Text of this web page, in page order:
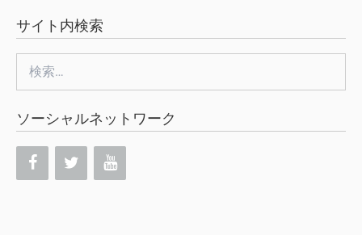
サイト内検索
ソーシャルネットワーク